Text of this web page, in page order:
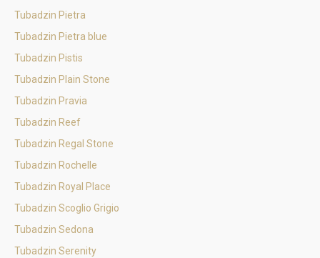
Tubadzin Pietra
Tubadzin Pietra blue
Tubadzin Pistis
Tubadzin Plain Stone
Tubadzin Pravia
Tubadzin Reef
Tubadzin Regal Stone
Tubadzin Rochelle
Tubadzin Royal Place
Tubadzin Scoglio Grigio
Tubadzin Sedona
Tubadzin Serenity